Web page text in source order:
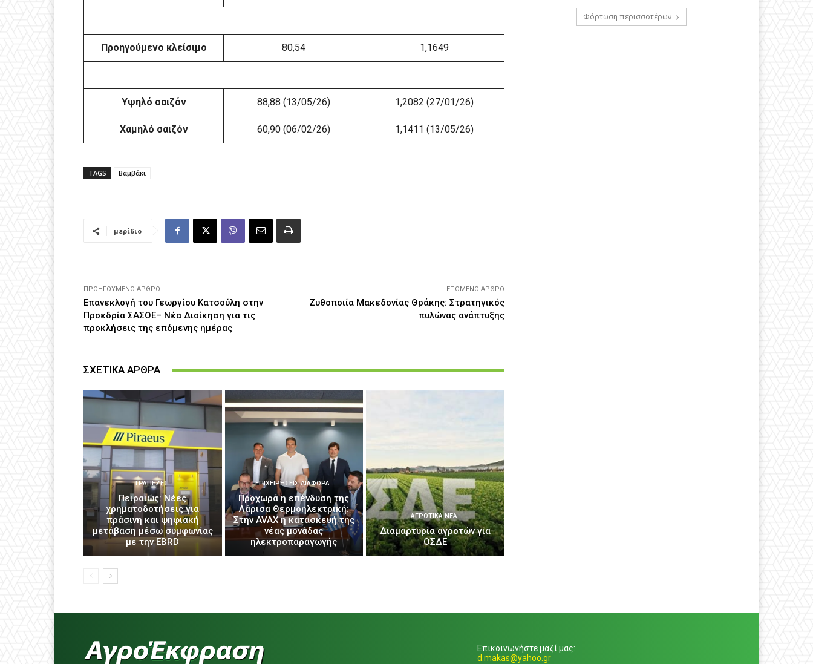
Προηγούμενο κλείσιμο 80,54 1,1649
Υψηλό σαιζόν 88,88 (13/05/26) 1,2082 (27/01/26)
Χαμηλό σαιζόν 60,90 (06/02/26) 1,1411 (13/05/26)
TAGS Βαμβάκι
μερίδιο
ΠΡΟΗΓΟΎΜΕΝΟ ΆΡΘΡΟ
Επανεκλογή του Γεωργίου Κατσούλη στην
Προεδρία ΣΑΣΟΕ– Νέα Διοίκηση για τις
προκλήσεις της επόμενης ημέρας
ΕΠΌΜΕΝΟ ΆΡΘΡΟ
Ζυθοποιία Μακεδονίας Θράκης: Στρατηγικός
πυλώνας ανάπτυξης
ΣΧΕΤΙΚΑ ΑΡΘΡΑ
ΤΡΆΠΕΖΕΣ
Πειραιώς: Νέες
χρηματοδοτήσεις για
πράσινη και ψηφιακή
μετάβαση μέσω συμφωνίας
με την EBRD
ΕΠΙΧΕΙΡΉΣΕΙΣ ΔΙΆΦΟΡΑ
Προχωρά η επένδυση της
Λάρισα Θερμοηλεκτρική:
Στην AVAX η κατασκευή της
νέας μονάδας
ηλεκτροπαραγωγής
ΑΓΡΟΤΙΚΆ ΝΈΑ
Διαμαρτυρία αγροτών για
ΟΣΔΕ
Φόρτωση περισσοτέρων
Επικοινωνήστε μαζί μας:
d.makas@yahoo.gr